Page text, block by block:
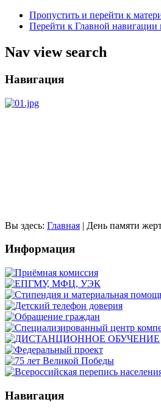
Пропустить и перейти к
Перейти к Главной навигации
Nav view search
Навигация
Вы здесь: Главная | День памяти
Информация
Навигация